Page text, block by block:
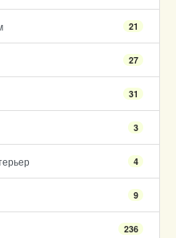
21
27
31
3
4
9
236